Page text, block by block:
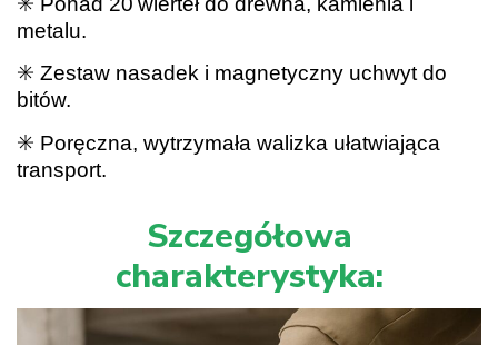
metalu.
✳️ Zestaw nasadek i magnetyczny uchwyt do
bitów.
✳️ Poręczna, wytrzymała walizka ułatwiająca
transport.
Szczegółowa
charakterystyka: